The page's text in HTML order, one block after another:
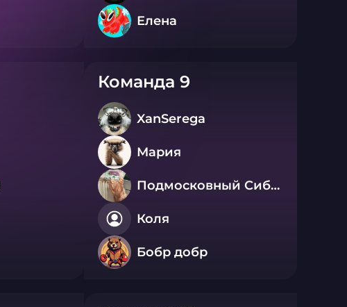
Елена
Команда 9
XanSerega
Мария
Подмосковный Сибиряк
Коля
Бобр добр